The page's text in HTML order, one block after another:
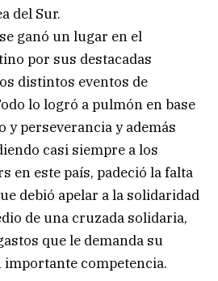
del Sur.
ganó un lugar en el
por sus destacadas
distintos eventos de
lo logró a pulmón en base
y perseverancia y además
casi siempre a los
en este país, padeció la falta
debió apelar a la solidaridad
de una cruzada solidaria,
que le demanda su
competencia.